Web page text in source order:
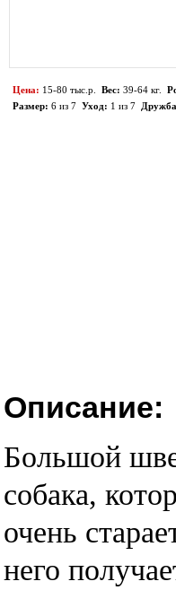
Цена: 15-80 тыс.р. Вес: 39-64 кг.
Размер: 6 из 7 Уход: 1 из 7
Описание:
Большой
собака,
очень
него